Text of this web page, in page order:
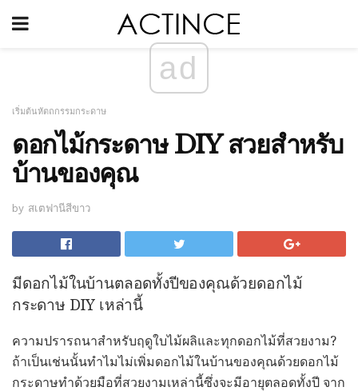
ad
เริ่มต้นหัตถกรรมกระดาษ
ดอกไม้กระดาษ DIY สวยสำหรับ
บ้านของคุณ
by สเตฟานีสีขาว
มีดอกไม้ในบ้านตลอดทั้งปีของคุณด้วยดอกไม้
กระดาษ DIY เหล่านี้
ความปรารถนาสำหรับฤดูใบไม้ผลิและทุกดอกไม้ที่สวยงาม?
ถ้าเป็นเช่นนั้นทำไมไม่เพิ่มดอกไม้ในบ้านของคุณด้วยดอกไม้
กระดาษทำด้วยมือที่สวยงามเหล่านี้ซึ่งจะมีอายุตลอดทั้งปี จาก